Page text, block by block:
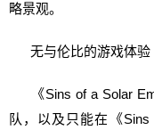
略景观。
无与伦比的游戏体验
《Sins of a Solar
队，以及只能在《